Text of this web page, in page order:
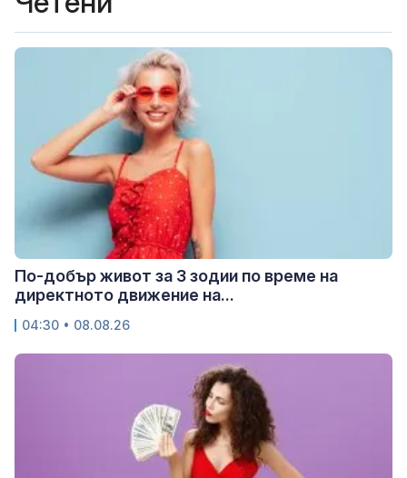
По-добър живот за 3 зодии по време на
директното движение на...
04:30 • 08.08.26